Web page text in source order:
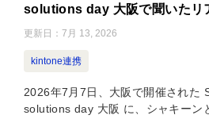
solutions day 大阪で聞いたリ
更新日： 7月 13, 2026
kintone連携
2026年7月7日、大阪で開催された
solutions day 大阪 に、シャキーン